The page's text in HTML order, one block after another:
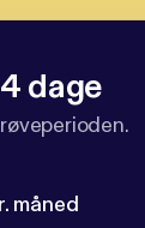
dage
måned